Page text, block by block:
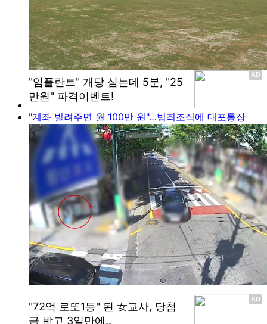
"계좌 빌려주면 월 100만 원"…범죄조직에 대포통장